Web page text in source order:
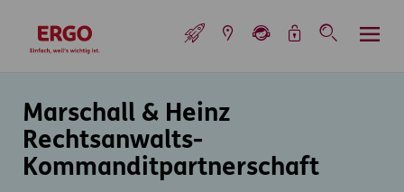
zur Startseite
Marschall & Heinz
Rechtsanwalts-
Kommanditpartnerschaft